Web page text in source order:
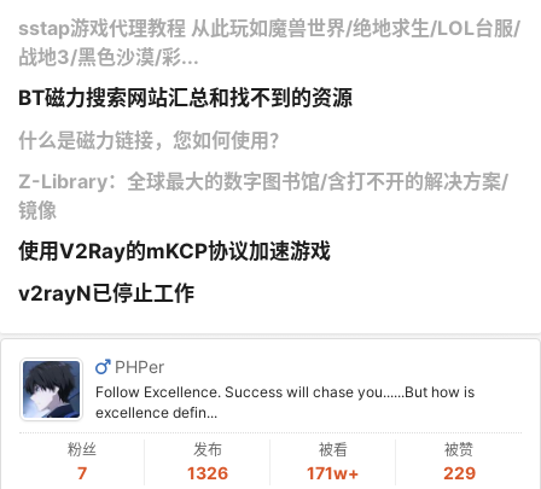
sstap游戏代理教程 从此玩如魔兽世界/绝地求生/LOL台服/
战地3/黑色沙漠/彩...
BT磁力搜索网站汇总和找不到的资源
什么是磁力链接，您如何使用？
Z-Library：全球最大的数字图书馆/含打不开的解决方案/
镜像
使用V2Ray的mKCP协议加速游戏
v2rayN已停止工作
PHPer
Follow Excellence. Success will chase you......But how is
excellence defin...
粉丝
7
发布
1326
被看
171w+
被赞
229